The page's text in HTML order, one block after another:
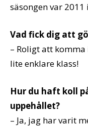
säsongen var 2011
Vad fick dig att
– Roligt att
lite enklare klass!
Hur du haft koll
uppehållet?
– Ja, jag har varit